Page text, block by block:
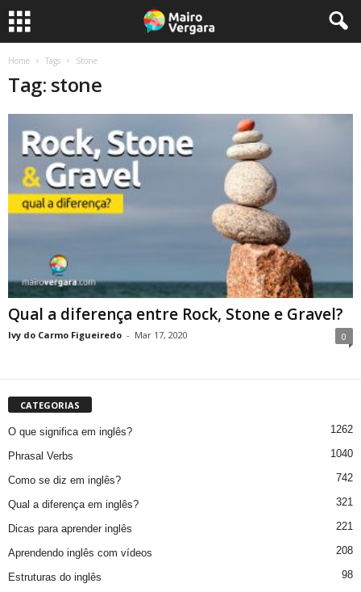
Home Tags Stone
Tag: stone
Qual a diferença entre Rock, Stone e Gravel?
Ivy do Carmo Figueiredo - Mar 17, 2020 0
CATEGORIAS
O que significa em inglês? 1262
Phrasal Verbs 1040
Como se diz em inglês? 742
Qual a diferença em inglês? 321
Dicas para aprender inglês 221
Aprendendo inglês com vídeos 208
Estruturas do inglês 98